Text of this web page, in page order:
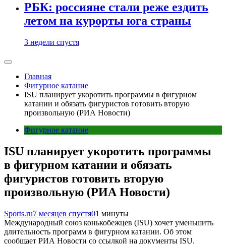
РБК: россияне стали реже ездить
летом на курорты юга страны
3 недели спустя
Главная
Фигурное катание
ISU планирует укоротить программы в фигурном
катании и обязать фигуристов готовить вторую
произвольную (РИА Новости)
Фигурное катание
ISU планирует укоротить программы
в фигурном катании и обязать
фигуристов готовить вторую
произвольную (РИА Новости)
Sports.ru7 месяцев спустя01 минуты
Международный союз конькобежцев (ISU) хочет уменьшить
длительность программ в фигурном катании. Об этом
сообщает РИА Новости со ссылкой на документы ISU.